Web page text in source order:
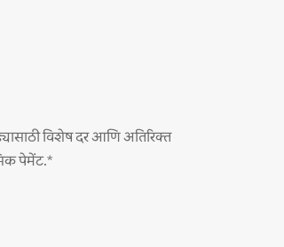
विशेष दर आणि अतिरिक्त
पेमेंट.*